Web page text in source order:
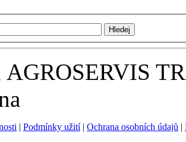
| Podmínky užití| Ochrana osobních údajů |